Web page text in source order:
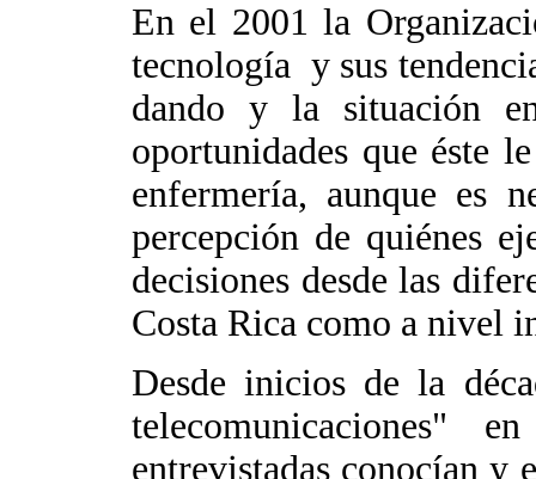
En el 2001 la
tecnología y sus
dando y la situación
oportunidades que éste
enfermería, aunque es
percepción de quiénes
decisiones desde las
Costa Rica como a nivel
Desde inicios de la
telecomunicaciones"
entrevistadas conocían y